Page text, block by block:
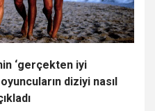
‘gerçekten iyi
diziyi nasıl